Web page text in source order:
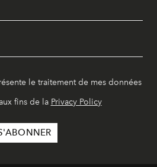
le traitement de mes données
fins de la Privacy Policy